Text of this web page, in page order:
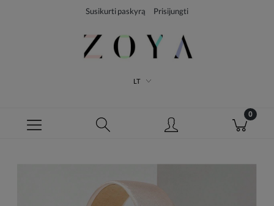
Susikurti paskyrą Prisijungti
LT